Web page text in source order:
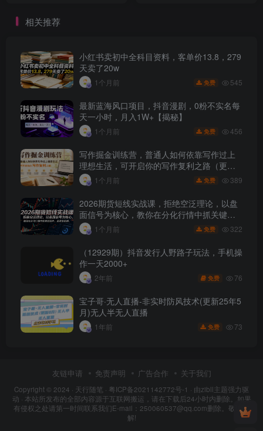
相关推荐
小红书卖初中全科目资料，客单价13.8，279
天卖了20w
1个月前 免费 545
最新蓝海风口项目，抖音漫剧，0粉不实名每
天一小时，月入1W+【揭秘】
1个月前 免费 456
写作掘金训练营，普通人如何依靠写作过上
理想生活，可开启你的写作复利之路（更新6
月） 1个月前 免费 389
2026期货短线实战课，拒绝空泛理论，以盘
面信号为核心，教你在分化行情中抓关键品
种、避诱多陷阱
1个月前 免费 322
（12929期）抖音发行人野路子玩法，手机操
作一天2000+
2年前 免费 76
宝子哥·无人直播-非实时防风技术(更新25年5
月)无人半无人直播
1年前 免费 73
友链申请 免责声明 广告合作 关于我们
Copyright © 2024 · 天行随笔 · 粤ICP备2021142772号-1 · 由zibll主题强力驱
动 · 本站所发布的全部内容源于互联网搬运，请在下载后24小时内删除。如果
有侵权之处请第一时间联系我们E-mail：250060537@qq.com删除。敬请谅
解!